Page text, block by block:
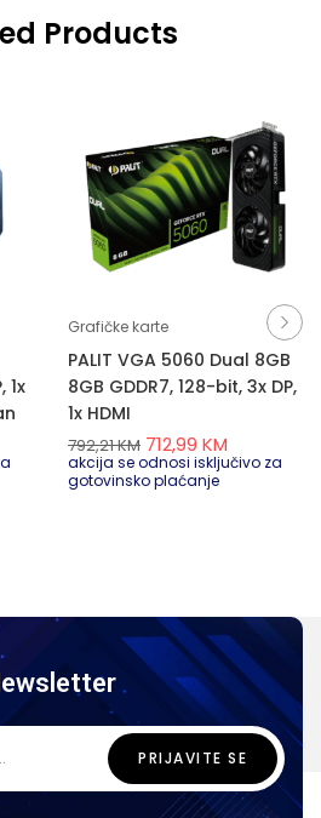
Products
1x
Grafičke karte
PALIT VGA 5060 Dual 8GB
8GB GDDR7, 128-bit, 3x DP,
1x HDMI
792,21KM 712,99 KM
akcija se odnosi isključivo za
gotovinsko plaćanje